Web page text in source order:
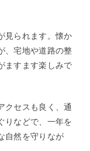
見られます。懐か
、宅地や道路の整
ますます楽しみで
クセスも良く、通
りなどで、一年を
自然を守りなが